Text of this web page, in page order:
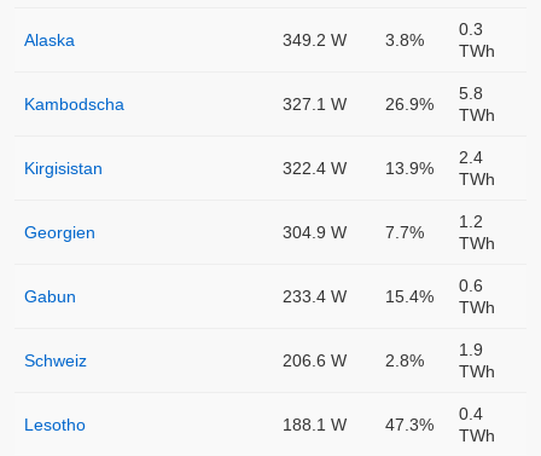
Alaska 349.2 W 3.8%
0.3
TWh
Kambodscha 327.1 W 26.9%
5.8
TWh
Kirgisistan 322.4 W 13.9%
2.4
TWh
Georgien 304.9 W 7.7%
1.2
TWh
Gabun 233.4 W 15.4%
0.6
TWh
Schweiz 206.6 W 2.8%
1.9
TWh
Lesotho 188.1 W 47.3%
0.4
TWh